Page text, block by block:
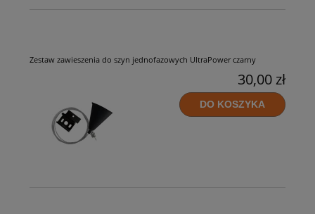
Zestaw zawieszenia do szyn jednofazowych UltraPower czarny
30,00 zł
DO KOSZYKA